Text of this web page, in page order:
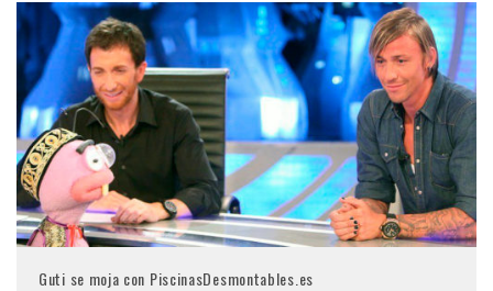
Guti se moja con PiscinasDesmontables.es